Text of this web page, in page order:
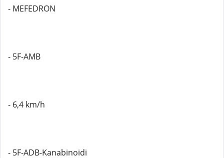
- MEFEDRON
- 5F-AMB
- 6,4 km/h
- 5F-ADB-Kanabinoidi